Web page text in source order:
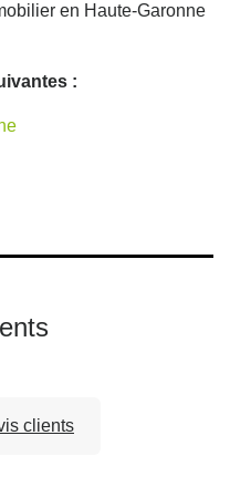
en Haute-Garonne
:
clients